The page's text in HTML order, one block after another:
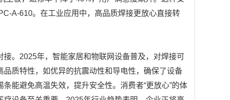
A-610。在工业应用中，高品质焊接更放心直接转
。2025年，智能家居和物联网设备普及，对焊接可
质特性，如优异的抗震动性和导电性，确保了设备
能避免高温失效，提升安全性。消费者“更放心”的体